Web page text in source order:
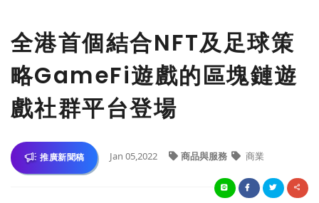
全港首個結合NFT及足球策
略GameFi遊戲的區塊鏈遊
戲社群平台登場
推廣新聞稿 Jan 05,2022 商品與服務 商業